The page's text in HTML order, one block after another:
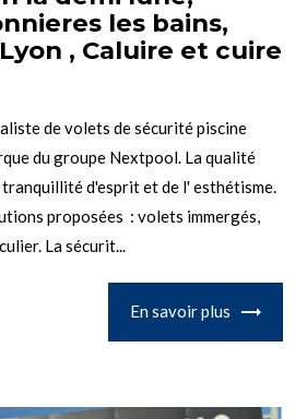
les bains,
, Caluire et cuire
de volets de sécurité piscine
du groupe Nextpool. La qualité
d'esprit et de l' esthétisme.
proposées : volets immergés,
La sécurit...
En savoir plus